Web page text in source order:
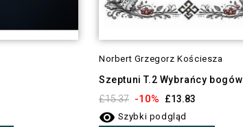
Norbert Grzegorz Kościesza
Szeptuni T.2 Wybrańcy bogów
£15.37 -10% £13.83
 Szybki podgląd